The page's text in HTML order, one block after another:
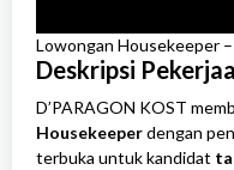
Lowongan Housekeeper
Deskripsi
D’PARAGON KOST
Housekeeperdengan
terbuka untuk kandidat